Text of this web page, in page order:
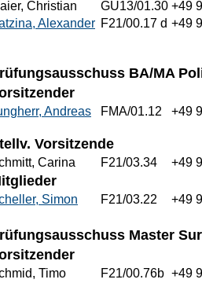
Christian GU13/01.30 +49
Alexander F21/00.17 d +49
BA/MA
Andreas FMA/01.12 +49
Vorsitzende
Carina F21/03.34 +49
Simon F21/03.22 +49
Master
Timo F21/00.76b +49